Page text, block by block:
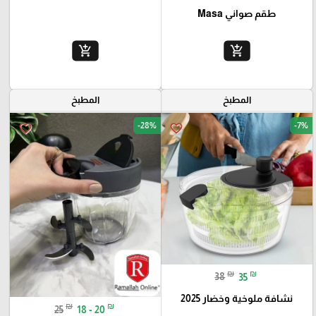
طقم صواني Masa
add_shopping_cart
add_shopping_cart
المطبخ
favorite_border -7%
38 ₪ 35 ₪
نشافة ملوخية وخضار 2025
المطبخ
favorite_border -28%
25 ₪ 18 - 20 ₪